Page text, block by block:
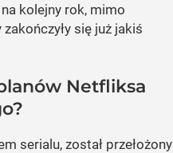
kolejny rok, mimo
się już jakiś
Netfliksa
serialu, został przełożony